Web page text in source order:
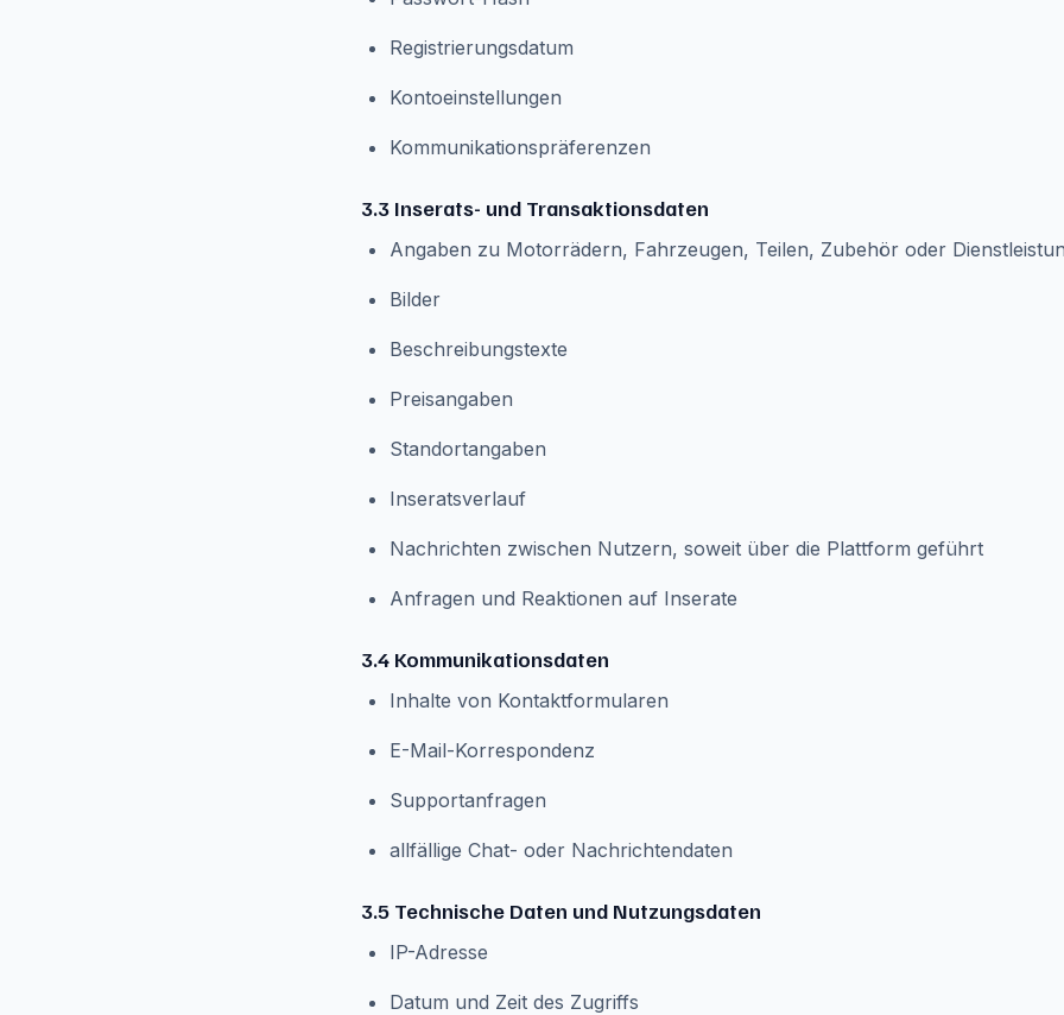
Registrierungsdatum
Kontoeinstellungen
Kommunikationspräferenzen
3.3 Inserats- und Transaktionsdaten
Angaben zu Motorrädern, Fahrzeugen, Teilen, Zubehör oder
Bilder
Beschreibungstexte
Preisangaben
Standortangaben
Inseratsverlauf
Nachrichten zwischen Nutzern, soweit über die Plattform geführt
Anfragen und Reaktionen auf Inserate
3.4 Kommunikationsdaten
Inhalte von Kontaktformularen
E-Mail-Korrespondenz
Supportanfragen
allfällige Chat- oder Nachrichtendaten
3.5 Technische Daten und Nutzungsdaten
IP-Adresse
Datum und Zeit des Zugriffs